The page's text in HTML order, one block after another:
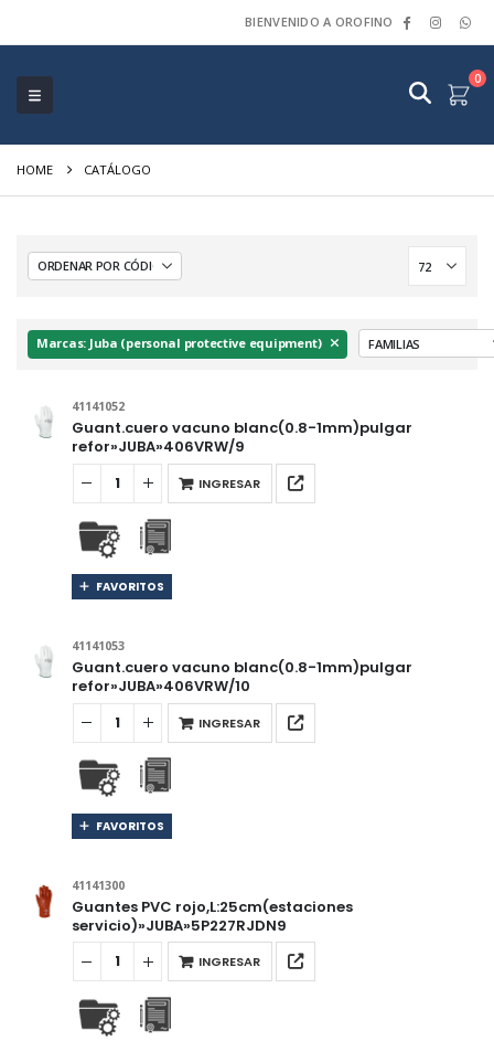
BIENVENIDO A OROFINO
0
HOME CATÁLOGO
Marcas: Juba (personal protective equipment)
41141052
Guant.cuero vacuno blanc(0.8-1mm)pulgar
refor»JUBA»406VRW/9
INGRESAR
FAVORITOS
41141053
Guant.cuero vacuno blanc(0.8-1mm)pulgar
refor»JUBA»406VRW/10
INGRESAR
FAVORITOS
41141300
Guantes PVC rojo,L:25cm(estaciones
servicio)»JUBA»5P227RJDN9
INGRESAR